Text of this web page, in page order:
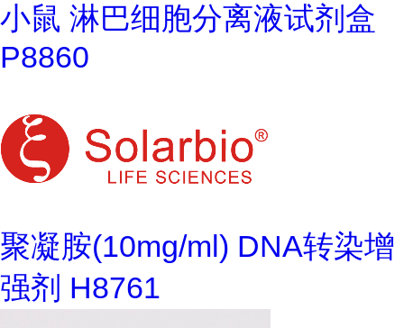
小鼠 淋巴细胞分离液试剂盒
P8860
聚凝胺(10mg/ml) DNA转染增
强剂 H8761